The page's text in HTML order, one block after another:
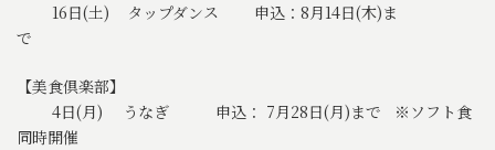
16日(土) タップダンス 申込：8月14日(木)ま
で
【美食倶楽部】
4日(月) うなぎ 申込： 7月28日(月)まで ※ソフト食
同時開催